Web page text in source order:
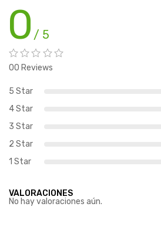
0 / 5
00 Reviews
5 Star
4 Star
3 Star
2 Star
1 Star
VALORACIONES
No hay valoraciones aún.